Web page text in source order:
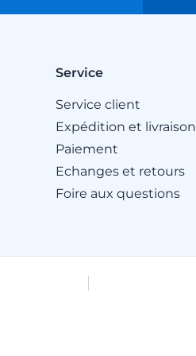
Service
Service client
Expédition et livraison
Paiement
Echanges et retours
Foire aux questions